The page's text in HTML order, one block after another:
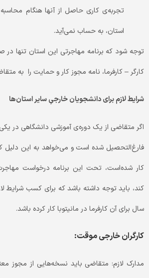
تجربه‌ی کاری حاصل از آنها هنگام
استان، به حساب نمی‌آید.
توجه شود که برنامه مهاجرتی این استان تنها
کارگر – کارفرما، نامه مجوز کار و حمایت را به
شرایط لازم برای دانشجویان خارجیِ سایر استان‌ها
اگر متقاضی از یک دوره‌ی آموزشی دانشگاهی در یکی
فارغ‌التحصیل شده‌ است و می‌خواهد به این دلیل
کار شده‌است، تحت این برنامه درخواست
کند، باید توجه داشته باشد که برای کسب شرایط
سال برای آن کارفرما در مانیتوبا کار کرده باشد.
کارگران خارجی موقت:
مدارک لازم: متقاضی باید نسخه‌هایی از مجوز